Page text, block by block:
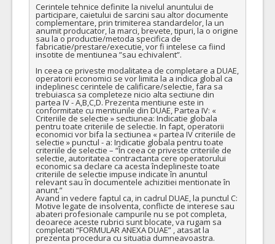
Cerintele tehnice definite la nivelul anuntului de
participare, caietului de sarcini sau altor documente
complementare, prin trimiterea standardelor, la un
anumit producator, la marci, brevete, tipuri, la o origine
sau la o productie/metoda specifica de
fabricatie/prestare/executie, vor fi intelese ca fiind
insotite de mentiunea ”sau echivalent”.
In ceea ce priveste modalitatea de completare a DUAE,
operatorii economici se vor limita la a indica global ca
indeplinesc cerintele de calificare/selectie, fara sa
trebuiasca sa completeze nicio alta sectiune din
partea IV - A,B,C,D. Prezenta mentiune este in
conformitate cu mentiunile din DUAE, Partea IV: «
Criteriile de selectie » sectiunea: Indicatie globala
pentru toate criteriile de selectie. In fapt, operatorii
economici vor bifa la sectiunea « partea IV criteriile de
selectie » punctul - a: Indicatie globala pentru toate
criteriile de selectie – “În ceea ce priveste criteriile de
selectie, autoritatea contractanta cere operatorului
economic sa declare ca acesta îndeplineste toate
criteriile de selectie impuse indicate în anuntul
relevant sau în documentele achizitiei mentionate în
anunt.”
Avand in vedere faptul ca, in cadrul DUAE, la punctul C:
Motive legate de insolventa, conflicte de interese sau
abateri profesionale campurile nu se pot completa,
deoarece aceste rubrici sunt blocate, va rugam sa
completati “FORMULAR ANEXA DUAE” , atasat la
prezenta procedura cu situatia dumneavoastra.